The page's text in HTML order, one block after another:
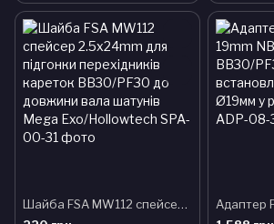
Шайба FSA MW112 cпейсер 2.5x24mm для підгонки перехідників кареток BB30/PF30 до довжини вала шатунів Mega Exo/Hollowtech